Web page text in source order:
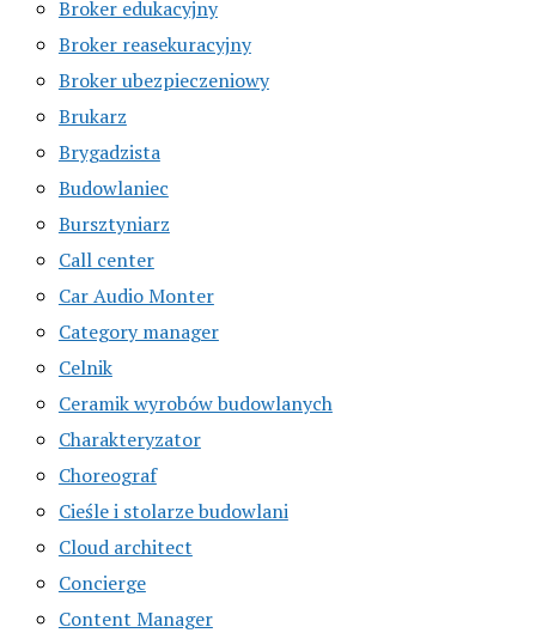
Broker edukacyjny
Broker reasekuracyjny
Broker ubezpieczeniowy
Brukarz
Brygadzista
Budowlaniec
Bursztyniarz
Call center
Car Audio Monter
Category manager
Celnik
Ceramik wyrobów budowlanych
Charakteryzator
Choreograf
Cieśle i stolarze budowlani
Cloud architect
Concierge
Content Manager